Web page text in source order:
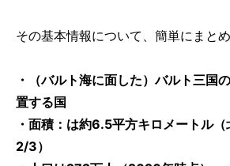
その基本情報について、簡単にまとめ
・（バルト海に面した）バルト三国
置する国
・面積：は約6.5平方キロメートル
2/3）